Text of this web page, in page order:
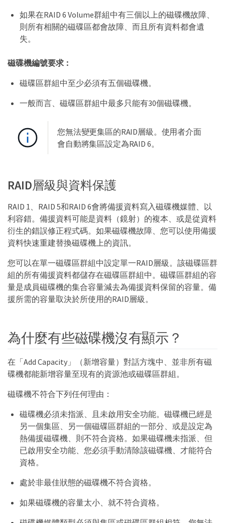
如果在RAID 6 Volume群組中有三個以上的磁碟機故障、
則所有相關的磁碟區都會故障、而且所有資料都會遺
失。
磁碟機編號要求：
磁碟區群組中至少必須有五個磁碟機。
一般而言、磁碟區群組中最多只能有30個磁碟機。
您無法變更集區的RAID層級。使用者介面
會自動將集區設定為RAID 6。
RAID層級與資料保護
RAID 1、RAID 5和RAID 6會將備援資料寫入磁碟機媒體、以
利容錯。備援資料可能是資料（鏡射）的複本、或是從資料
衍生的錯誤修正程式碼。如果磁碟機故障、您可以使用備援
資料快速重建替換磁碟機上的資訊。
您可以在單一磁碟區群組中設定單一RAID層級。該磁碟區群
組的所有備援資料都儲存在磁碟區群組中。磁碟區群組的容
量是成員磁碟機的集合容量減去為備援資料保留的容量。備
援所需的容量取決於所使用的RAID層級。
為什麼有些磁碟機沒有顯示？
在「Add Capacity」（新增容量）對話方塊中、並非所有磁
碟機都能新增容量至現有的資源池或磁碟區群組。
磁碟機不符合下列任何理由：
磁碟機必須未指派、且未啟用安全功能。磁碟機已經是
另一個集區、另一個磁碟區群組的一部分、或是設定為
熱備援磁碟機、則不符合資格。如果磁碟機未指派、但
已啟用安全功能、您必須手動清除該磁碟機、才能符合
資格。
處於非最佳狀態的磁碟機不符合資格。
如果磁碟機的容量太小、就不符合資格。